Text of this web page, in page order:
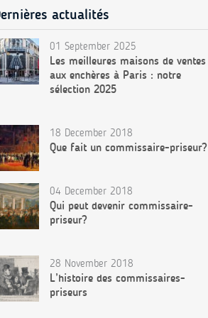
actualités
01 September 2025
Les meilleures maisons de ventes
aux enchères à Paris : notre
sélection 2025
18 December 2018
Que fait un commissaire-priseur?
04 December 2018
Qui peut devenir commissaire-
priseur?
28 November 2018
L’histoire des commissaires-
priseurs